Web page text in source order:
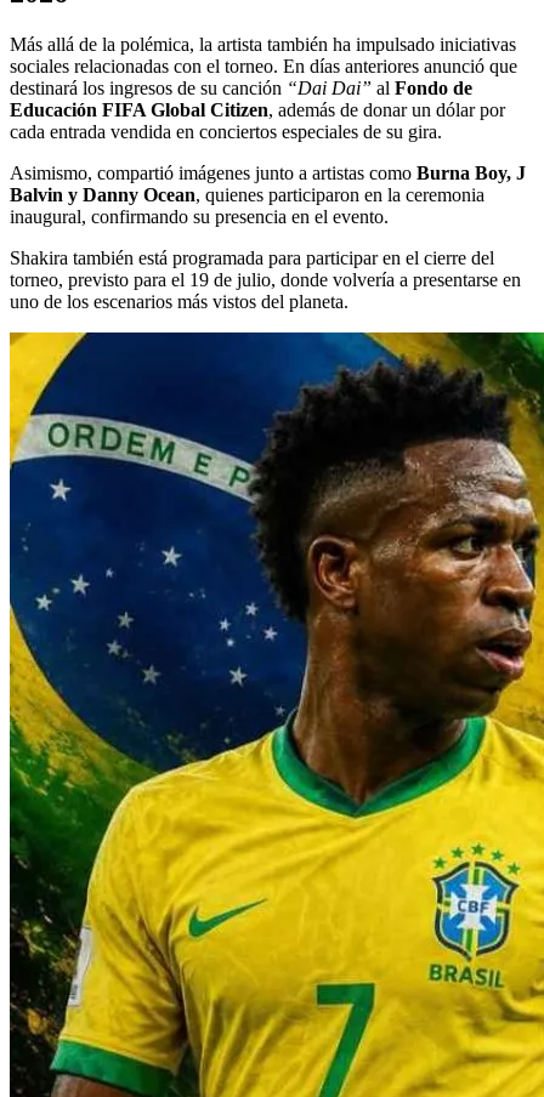
Más allá de la polémica, la artista también ha impulsado iniciativas
sociales relacionadas con el torneo. En días anteriores anunció que
destinará los ingresos de su canción “Dai Dai” al Fondo de
Educación FIFA Global Citizen, además de donar un dólar por
cada entrada vendida en conciertos especiales de su gira.
Asimismo, compartió imágenes junto a artistas como Burna Boy, J
Balvin y Danny Ocean, quienes participaron en la ceremonia
inaugural, confirmando su presencia en el evento.
Shakira también está programada para participar en el cierre del
torneo, previsto para el 19 de julio, donde volvería a presentarse en
uno de los escenarios más vistos del planeta.